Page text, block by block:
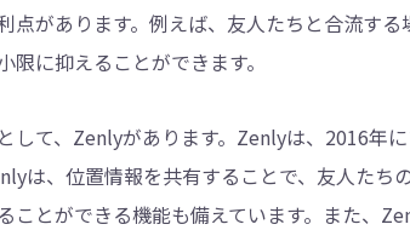
点があります。例えば、友人たちと合流す
に抑えることができます。
して、Zenlyがあります。Zenlyは、2016年
は、位置情報を共有することで、友人たち
ことができる機能も備えています。また、